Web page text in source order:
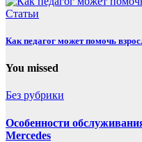
Статьи
Как педагог может помочь
You missed
Без рубрики
Особенности
Mercedes